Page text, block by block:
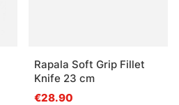
Rapala Soft Grip Fillet
Knife 23 cm
€28.90